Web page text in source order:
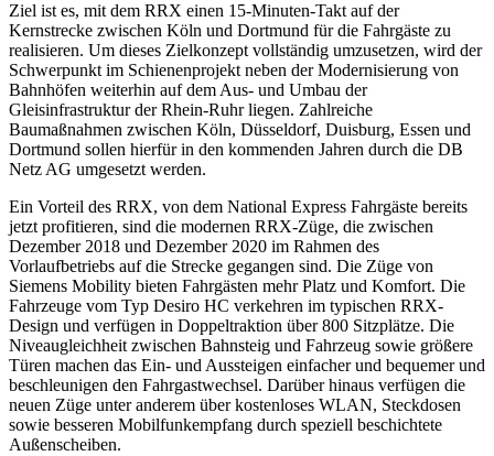
Ziel ist es, mit dem RRX einen 15-Minuten-Takt auf der
Kernstrecke zwischen Köln und Dortmund für die Fahrgäste zu
realisieren. Um dieses Zielkonzept vollständig umzusetzen, wird der
Schwerpunkt im Schienenprojekt neben der Modernisierung von
Bahnhöfen weiterhin auf dem Aus- und Umbau der
Gleisinfrastruktur der Rhein-Ruhr liegen. Zahlreiche
Baumaßnahmen zwischen Köln, Düsseldorf, Duisburg, Essen und
Dortmund sollen hierfür in den kommenden Jahren durch die DB
Netz AG umgesetzt werden.
Ein Vorteil des RRX, von dem National Express Fahrgäste bereits
jetzt profitieren, sind die modernen RRX-Züge, die zwischen
Dezember 2018 und Dezember 2020 im Rahmen des
Vorlaufbetriebs auf die Strecke gegangen sind. Die Züge von
Siemens Mobility bieten Fahrgästen mehr Platz und Komfort. Die
Fahrzeuge vom Typ Desiro HC verkehren im typischen RRX-
Design und verfügen in Doppeltraktion über 800 Sitzplätze. Die
Niveaugleichheit zwischen Bahnsteig und Fahrzeug sowie größere
Türen machen das Ein- und Aussteigen einfacher und bequemer und
beschleunigen den Fahrgastwechsel. Darüber hinaus verfügen die
neuen Züge unter anderem über kostenloses WLAN, Steckdosen
sowie besseren Mobilfunkempfang durch speziell beschichtete
Außenscheiben.